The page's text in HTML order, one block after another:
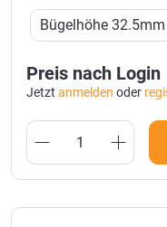
Bügelhöhe 32.5mm
Preis nach Login
Jetzt anmelden oder